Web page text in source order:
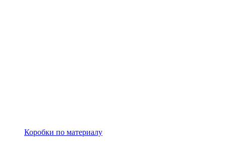
Коробки по материалу